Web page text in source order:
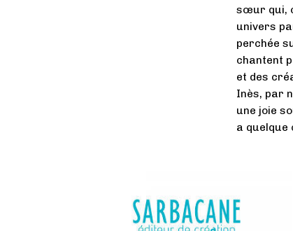
sœur qui,
univers
perchée
chantent
et des
Inès, par
une joie
a quelque